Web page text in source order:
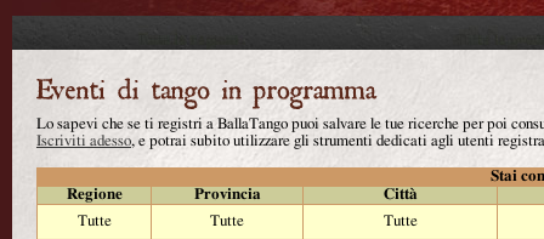
Lo sapevi che se ti registri a BallaTango puoi salvare le tue ricerche per poi
Iscriviti adesso, e potrai subito utilizzare gli strumenti dedicati agli utenti
Stai
Regione
Provincia
Città
Tutte
Tutte
Tutte